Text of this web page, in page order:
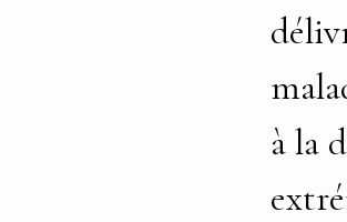
à la